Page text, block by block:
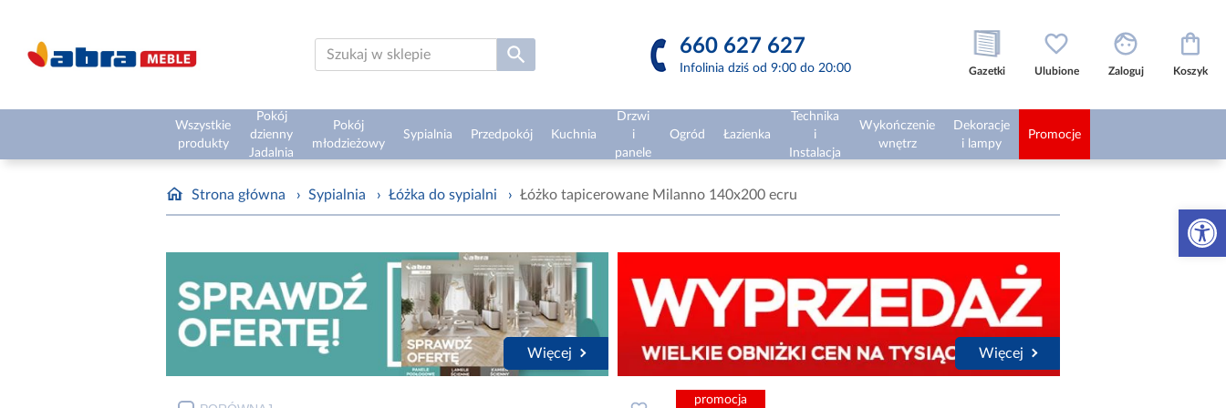
Otwórz
660 627 627
Infolinia dziś od 9:00 do 20:00 Gazetki Ulubione Zaloguj Koszyk
Wszystkie
produkty
Pokój
dzienny
Jadalnia
Pokój
młodzieżowy
Sypialnia Przedpokój Kuchnia
Drzwi
i
panele
Ogród Łazienka
Technika
i
Instalacja
Wykończenie
wnętrz
Dekoracje
i lampy
Promocje
Strona główna › Sypialnia › Łóżka do sypialni › Łóżko tapicerowane Milanno 140x200 ecru
Więcej Więcej
promocja